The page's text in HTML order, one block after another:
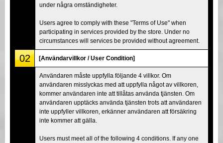
under några omständigheter.
Users agree to comply with these "Terms of Use" when
participating in services provided by the store. Under no
circumstances will services be provided without agreement.
02 [Användarvillkor / User Condition]
Användaren måste uppfylla följande 4 villkor. Om
användaren misslyckas med att uppfylla något av villkoren,
kommer användaren inte att tillåtas använda tjänsten. Om
användaren upptäcks använda tjänsten trots att användaren
inte uppfyller villkoren, erkänner användaren att försäkring
inte kommer att gälla.
Users must meet all of the following 4 conditions. If any one